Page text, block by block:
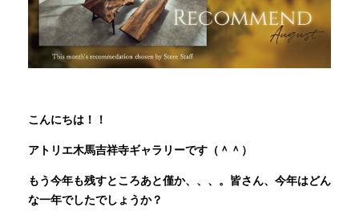
新入荷情報
MOKUBA CHANNEL
こんにちは！！
アトリエ木馬吉祥寺ギャラリーです（＾＾）
もう今年も残すところあと僅か、、、。皆さん、今年はどん
な一年でしたでしょうか？